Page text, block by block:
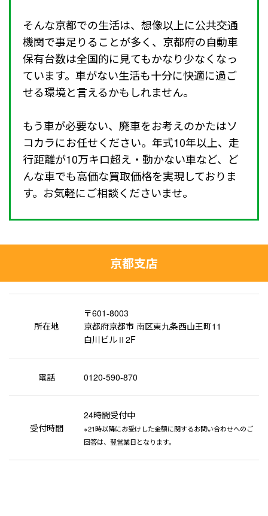
そんな京都での生活は、想像以上に公共交通
機関で事足りることが多く、京都府の自動車
保有台数は全国的に見てもかなり少なくなっ
ています。車がない生活も十分に快適に過ご
せる環境と言えるかもしれません。
もう車が必要ない、廃車をお考えのかたはソ
コカラにお任せください。年式10年以上、走
行距離が10万キロ超え・動かない車など、ど
んな車でも高価な買取価格を実現しておりま
す。お気軽にご相談くださいませ。
京都支店
所在地
〒601-8003
京都府京都市 南区東九条西山王町11
白川ビルⅡ2F
電話 0120-590-870
受付時間
24時間受付中
※21時以降にお受けした金額に関するお問い合わせへのご
回答は、翌営業日となります。